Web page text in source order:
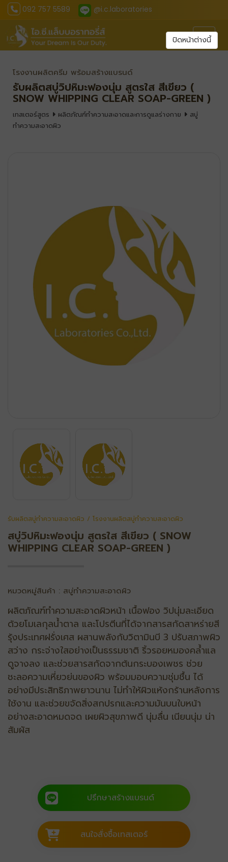
092 757 5589 @i.c.laboratories
โรงงานผลิตครีม พร้อมสร้างแบรนด์
รับผลิตสบู่วิปหิมะฟองนุ่ม สูตรใส สีเขียว (
SNOW WHIPPING CLEAR SOAP-GREEN )
เทสเตอร์สูตร ผลิตภัณฑ์ทำความสะอาดและการดูแลร่างกาย
สบู่
ทำความสะอาดผิว
รับผลิตสบู่ทำความสะอาดผิว / โรงงานผลิตสบู่ทำความสะอาดผิว
สบู่วิปหิมะฟองนุ่ม สูตรใส สีเขียว ( SNOW
WHIPPING CLEAR SOAP-GREEN )
หมวดหมู่สินค้า : สบู่ทำความสะอาดผิว
ผลิตภัณฑ์ทําความสะอาดผิวหน้า เนื้อฟอง วิปนุ่มละเอียด
ด้วยโมเลกุลน้ําตาล และโปรตีนที่ได้จากสารสกัดสาหร่ายสี
รุ้งประเทศฝรั่งเศส ผสานพลังกับวิตามินบี 3 ปรับสภาพผิว
สว่าง กระจ่างใสอย่างเป็นธรรมชาติ ริ้วรอยหมองคล้ำแล
ดูจางลง และช่วยสารสกัดจากต้นกระบองเพชร ช่วย
ชะลอความเหี่ยวย่นของผิว พร้อมมอบความชุ่มชื้น ได้
อย่างมีประสิทธิภาพยาวนาน ไม่ทําให้ผิวแห้งกร้านหลังการ
ใช้งาน และช่วยขจัดสิ่งสกปรกและความมันบนใบหน้า
อย่างสะอาดหมดจด เผยผิวสุขภาพดี นุ่มลื่น เนียนนุ่ม น่า
สัมผัส
ปรึกษาสร้างแบรนด์
สนใจสั่งซื้อเทสเตอร์
ปิดหน้าต่างนี้